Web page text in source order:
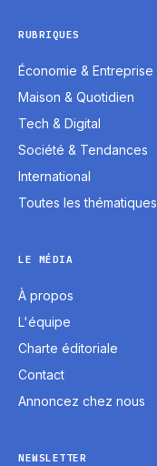
RUBRIQUES
Économie & Entreprise
Maison & Quotidien
Tech & Digital
Société & Tendances
International
Toutes les thématiques
LE MÉDIA
À propos
L'équipe
Charte éditoriale
Contact
Annoncez chez nous
NEWSLETTER